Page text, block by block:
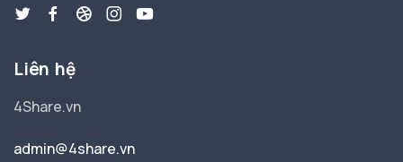
Liên hệ
4Share.vn
admin@4share.vn